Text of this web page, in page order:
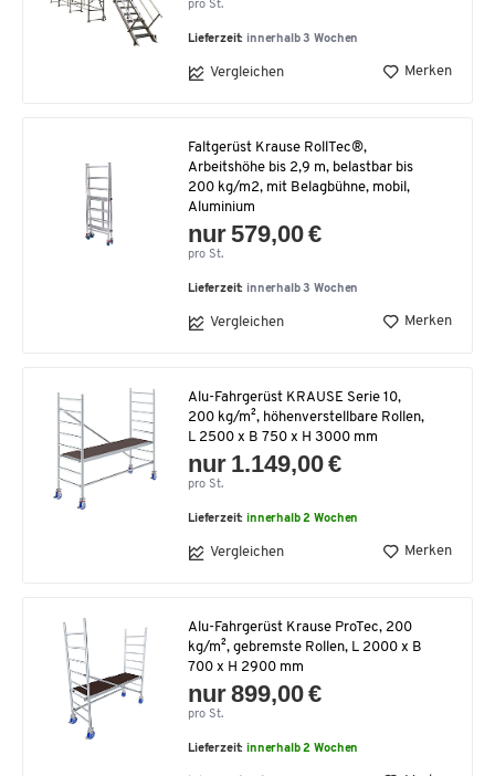
pro St.
Lieferzeit: innerhalb 3 Wochen
Vergleichen Merken
Faltgerüst Krause RollTec®,
Arbeitshöhe bis 2,9 m, belastbar bis
200 kg/m2, mit Belagbühne, mobil,
Aluminium
nur 579,00 €
pro St.
Lieferzeit: innerhalb 3 Wochen
Vergleichen Merken
Alu-Fahrgerüst KRAUSE Serie 10,
200 kg/m², höhenverstellbare Rollen,
L 2500 x B 750 x H 3000 mm
nur 1.149,00 €
pro St.
Lieferzeit:innerhalb 2 Wochen
Vergleichen Merken
Alu-Fahrgerüst Krause ProTec, 200
kg/m², gebremste Rollen, L 2000 x B
700 x H 2900 mm
nur 899,00 €
pro St.
Lieferzeit:innerhalb 2 Wochen